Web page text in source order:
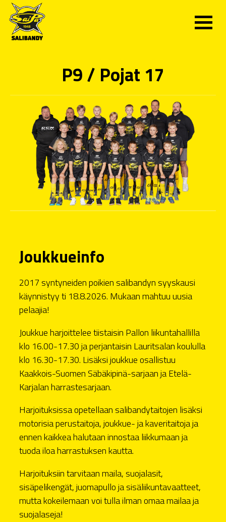
P9 / Pojat 17
Joukkueinfo
2017 syntyneiden poikien salibandyn syyskausi
käynnistyy ti 18.8.2026. Mukaan mahtuu uusia
pelaajia!
Joukkue harjoittelee tiistaisin Pallon liikuntahallilla
klo 16.00-17.30 ja perjantaisin Lauritsalan koululla
klo 16.30-17.30. Lisäksi joukkue osallistuu
Kaakkois-Suomen Säbäkipinä-sarjaan ja Etelä-
Karjalan harrastesarjaan.
Harjoituksissa opetellaan salibandytaitojen lisäksi
motorisia perustaitoja, joukkue- ja kaveritaitoja ja
ennen kaikkea halutaan innostaa liikkumaan ja
tuoda iloa harrastuksen kautta.
Harjoituksiin tarvitaan maila, suojalasit,
sisäpelikengät, juomapullo ja sisäliikuntavaatteet,
mutta kokeilemaan voi tulla ilman omaa mailaa ja
suojalaseja!